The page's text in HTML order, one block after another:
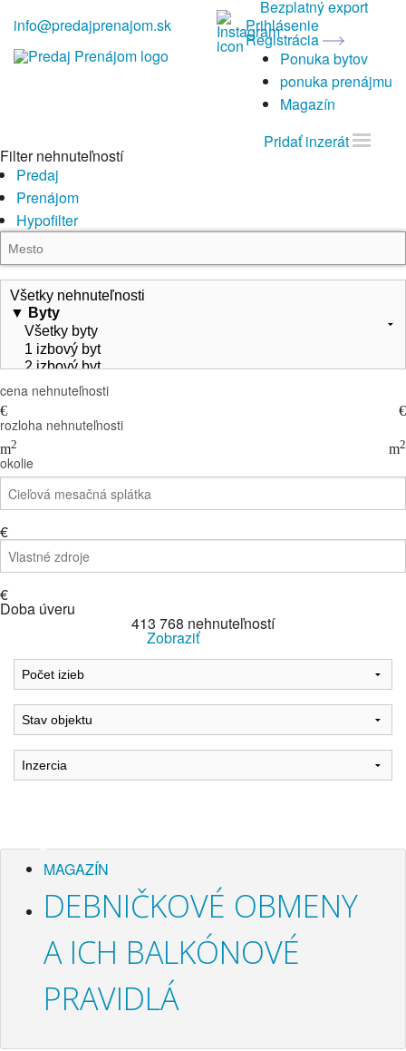
info@predajprenajom.sk
Bezplatný export
Prihlásenie
Registrácia
Ponuka bytov
ponuka prenájmu
Magazín
Pridať inzerát
Filter nehnuteľností
Predaj
Prenájom
Hypofilter
cena nehnuteľnosti
€ €
rozloha nehnuteľnosti
m2 m2
okolie
€
€
Doba úveru
413 768 nehnuteľností
Zobraziť
MAGAZÍN
DEBNIČKOVÉ OBMENY
A ICH BALKÓNOVÉ
PRAVIDLÁ